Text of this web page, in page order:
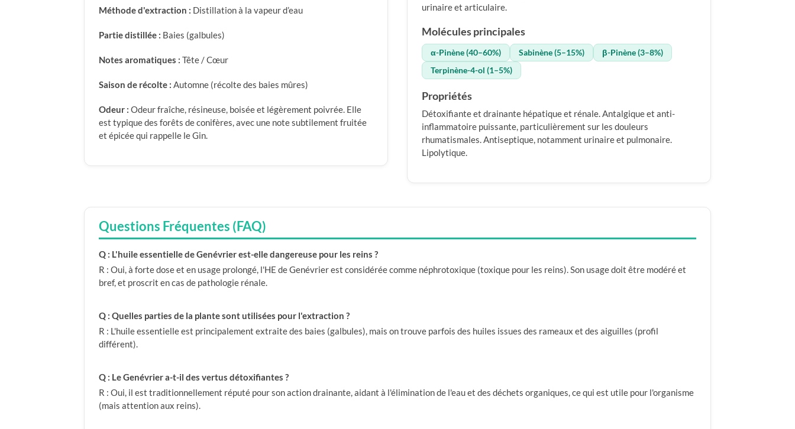
Méthode d'extraction : Distillation à la vapeur d’eau
Partie distillée : Baies (galbules)
Notes aromatiques : Tête / Cœur
Saison de récolte : Automne (récolte des baies mûres)
Odeur : Odeur fraîche, résineuse, boisée et légèrement poivrée. Elle
est typique des forêts de conifères, avec une note subtilement fruitée
et épicée qui rappelle le Gin.
urinaire et articulaire.
Molécules principales
α-Pinène (40–60%) Sabinène (5–15%)
β-Pinène (3–8%)
Terpinène-4-ol (1–5%)
Propriétés
Détoxifiante et drainante hépatique et rénale. Antalgique et anti-
inflammatoire puissante, particulièrement sur les douleurs
rhumatismales. Antiseptique, notamment urinaire et pulmonaire.
Lipolytique.
Questions Fréquentes (FAQ)
Q : L'huile essentielle de Genévrier est-elle dangereuse pour les reins ?
R : Oui, à forte dose et en usage prolongé, l'HE de Genévrier est considérée comme néphrotoxique (toxique pour les reins). Son usage doit être modéré et
bref, et proscrit en cas de pathologie rénale.
Q : Quelles parties de la plante sont utilisées pour l'extraction ?
R : L'huile essentielle est principalement extraite des baies (galbules), mais on trouve parfois des huiles issues des rameaux et des aiguilles (profil
différent).
Q : Le Genévrier a-t-il des vertus détoxifiantes ?
R : Oui, il est traditionnellement réputé pour son action drainante, aidant à l'élimination de l'eau et des déchets organiques, ce qui est utile pour l'organisme
(mais attention aux reins).